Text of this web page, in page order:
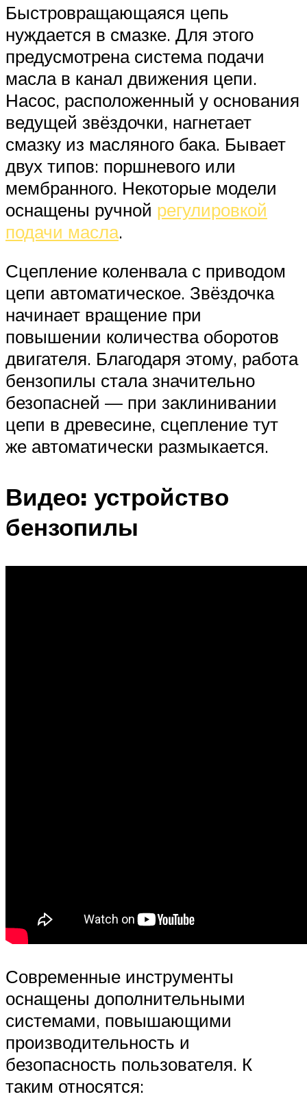
Быстровращающаяся цепь
нуждается в смазке. Для этого
предусмотрена система подачи
масла в канал движения цепи.
Насос, расположенный у основания
ведущей звёздочки, нагнетает
смазку из масляного бака. Бывает
двух типов: поршневого или
мембранного. Некоторые модели
оснащены ручной регулировкой
подачи масла.
Сцепление коленвала с приводом
цепи автоматическое. Звёздочка
начинает вращение при
повышении количества оборотов
двигателя. Благодаря этому, работа
бензопилы стала значительно
безопасней — при заклинивании
цепи в древесине, сцепление тут
же автоматически размыкается.
Видео: устройство
бензопилы
Современные инструменты
оснащены дополнительными
системами, повышающими
производительность и
безопасность пользователя. К
таким относятся: